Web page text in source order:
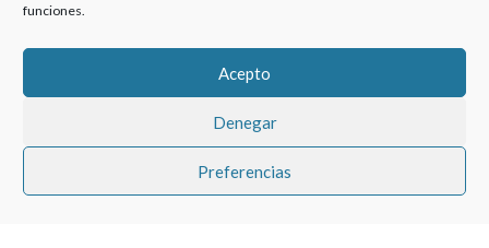
funciones.
Acepto
Denegar
Preferencias